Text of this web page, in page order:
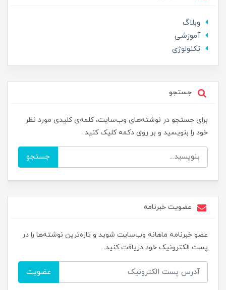
وبلاگ
آموزشی
تکنولوژی
جستجو
برای جستجو در نوشته‌های وب‌سایت، کلمه‌ی کلیدی مورد نظر
خود را بنویسید و بر روی دکمه کلیک کنید.
جستجو
عضویت خبرنامه
عضو خبرنامه ماهانه وب‌سایت شوید و تازه‌ترین نوشته‌ها را در
پست الکترونیک خود دریافت کنید.
عضویت